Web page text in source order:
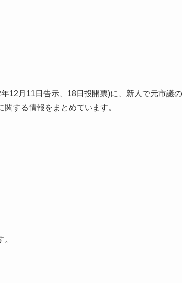
12月11日告示、18日投開票)に、新人で元市議
する情報をまとめています。